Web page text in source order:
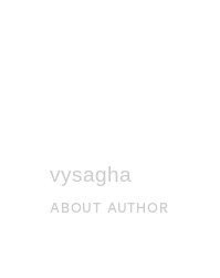
vysagha
ABOUT AUTHOR